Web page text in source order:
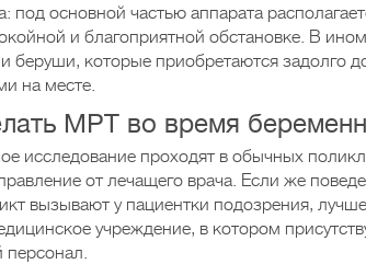
под основной частью аппарата
и благоприятной обстановке. В
беруши, которые приобретаются задолго
на месте.
МРТ во время
исследование проходят в обычных
от лечащего врача. Если же
вызывают у пациентки подозрения,
учреждение, в котором